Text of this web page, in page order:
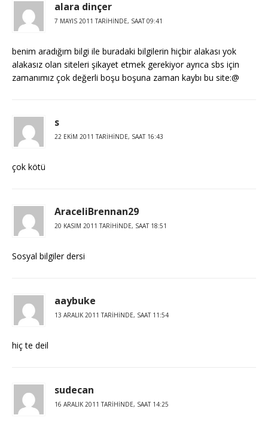
alara dinçer
7 MAYIS 2011 TARIHINDE, SAAT 09:41
benim aradığım bilgi ile buradaki bilgilerin hiçbir alakası yok
alakasız olan siteleri şikayet etmek gerekiyor ayrıca sbs için
zamanımız çok değerli boşu boşuna zaman kaybı bu site:@
s
22 EKIM 2011 TARIHINDE, SAAT 16:43
çok kötü
AraceliBrennan29
20 KASIM 2011 TARIHINDE, SAAT 18:51
Sosyal bilgiler dersi
aaybuke
13 ARALIK 2011 TARIHINDE, SAAT 11:54
hiç te deil
sudecan
16 ARALIK 2011 TARIHINDE, SAAT 14:25